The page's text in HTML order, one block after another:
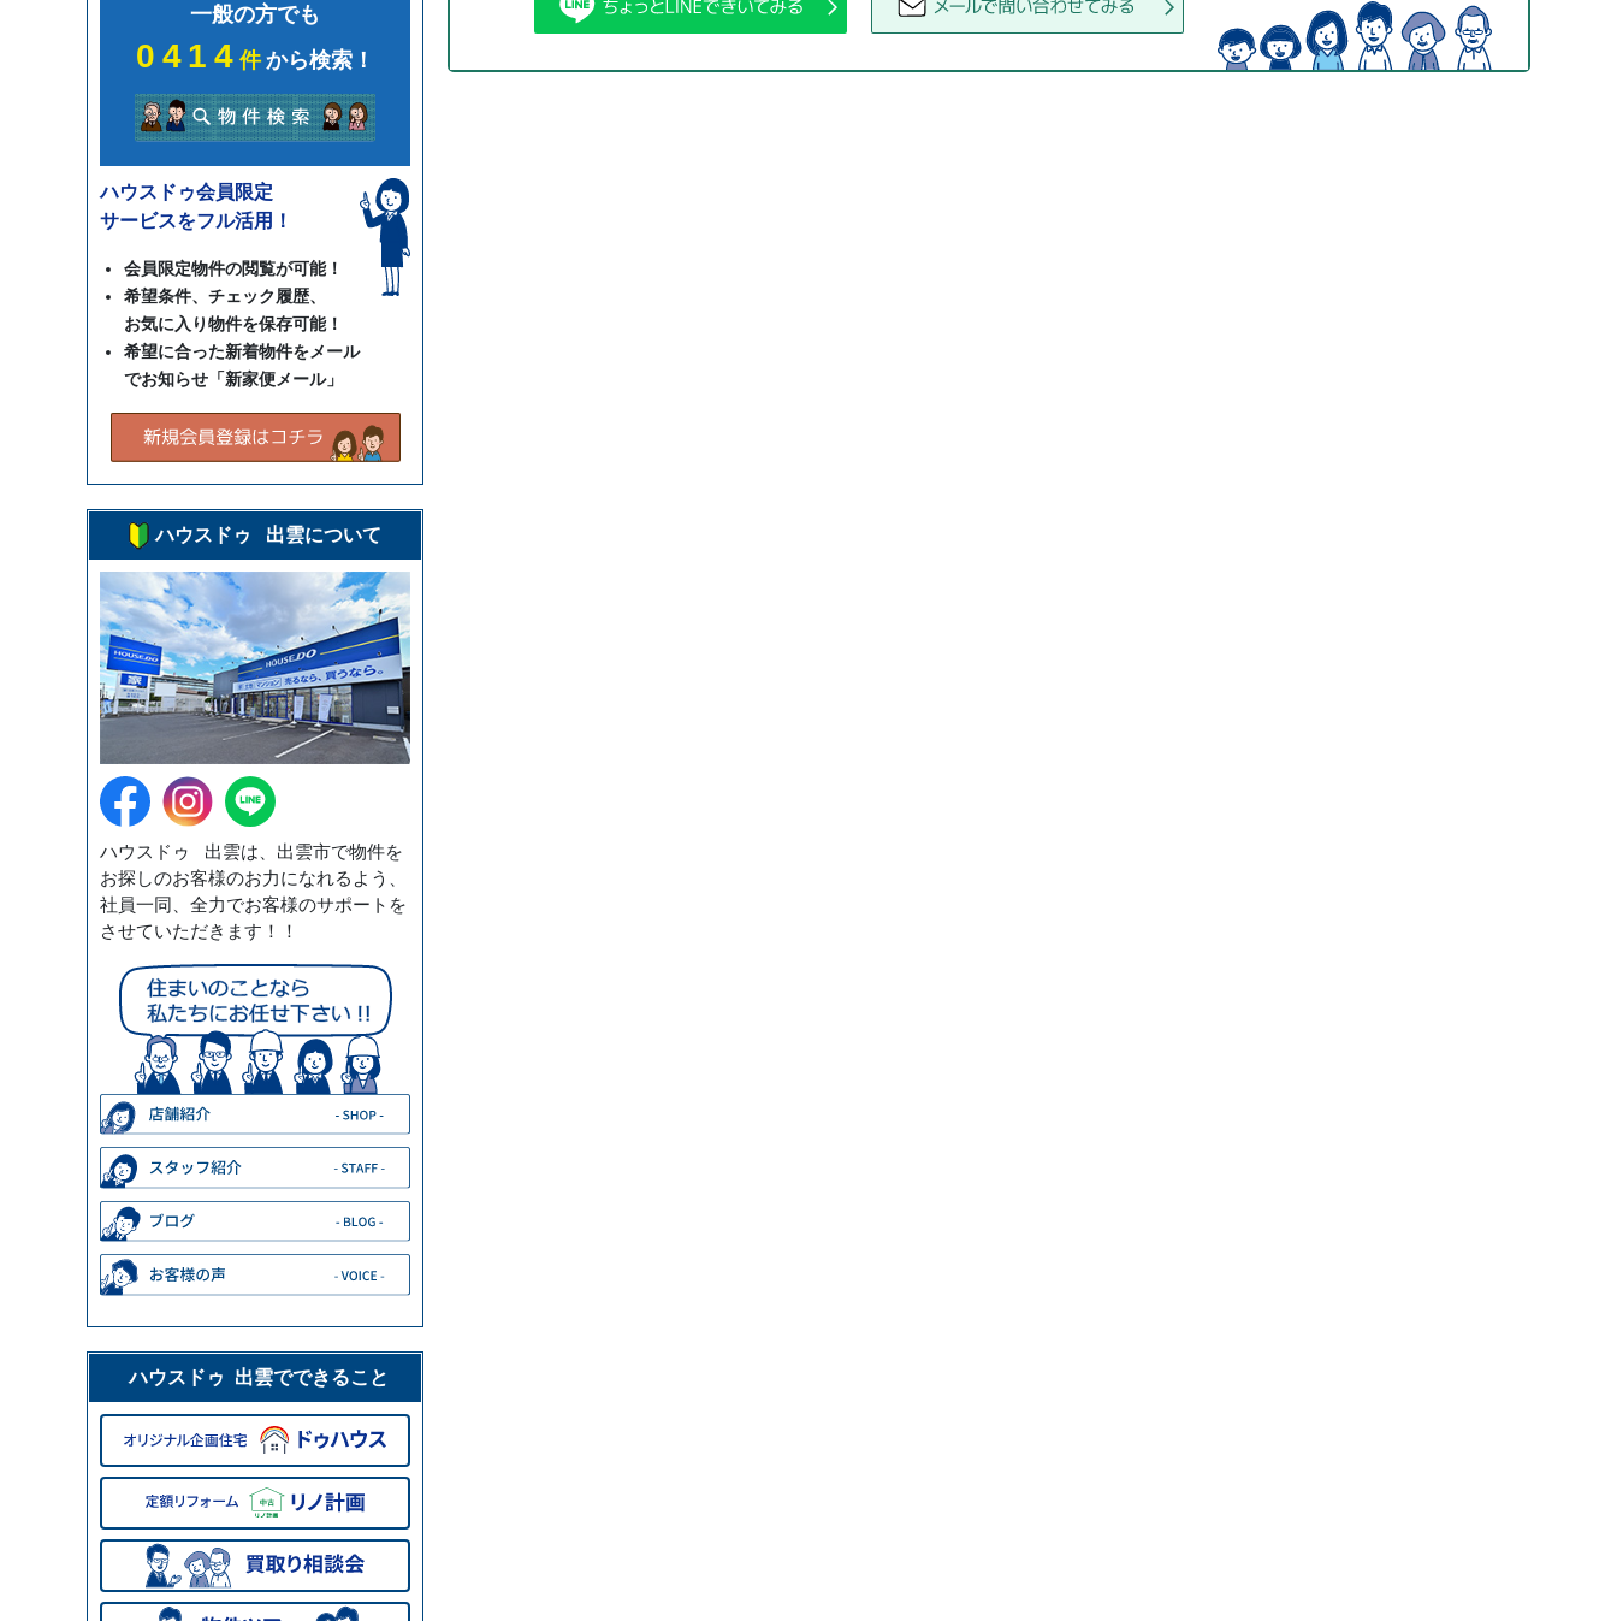
一般の方でも
0414件から検索！
ハウスドゥ会員限定
サービスをフル活用！
会員限定物件の閲覧が可能！
希望条件、チェック履歴、
お気に入り物件を保存可能！
希望に合った新着物件をメール
でお知らせ「新家便メール」
ハウスドゥ 出雲について
ハウスドゥ 出雲は、出雲市で物件を
お探しのお客様のお力になれるよう、
社員一同、全力でお客様のサポートを
させていただきます！！
ハウスドゥ 出雲でできること